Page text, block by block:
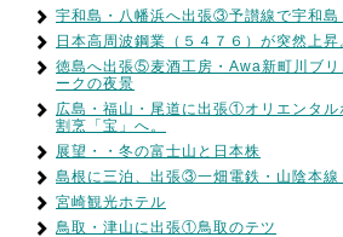
宇和島・八幡浜へ出張③予讃線で宇和島
日本高周波鋼業（５４７６）が突然上昇
徳島へ出張⑤麦酒工房・Awa新町川ブリ
ークの夜景
広島・福山・尾道に出張①オリエンタル
割烹「宝」へ。
展望・・冬の富士山と日本株
島根に三泊、出張③一畑電鉄・山陰本線
宮崎観光ホテル
鳥取・津山に出張①鳥取のテツ